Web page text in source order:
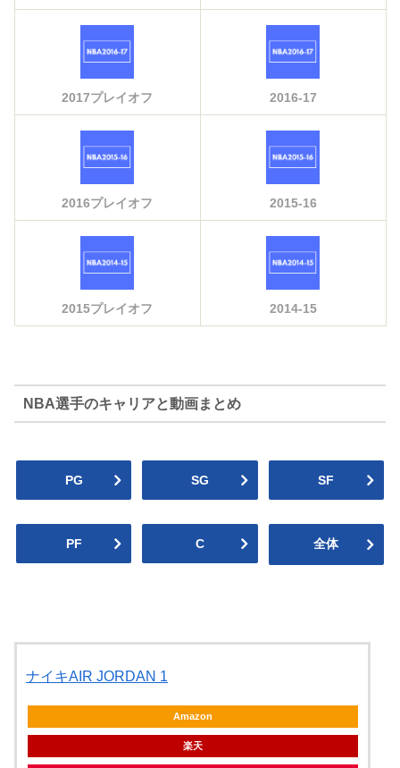
2017プレイオフ 2016-17
2016プレイオフ 2015-16
2015プレイオフ 2014-15
NBA選手のキャリアと動画まとめ
PG SG SF
PF C 全体
ナイキAIR JORDAN 1
Amazon
楽天